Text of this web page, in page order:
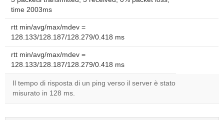
time 2003ms
rtt min/avg/max/mdev =
128.133/128.187/128.279/0.418 ms
rtt min/avg/max/mdev =
128.133/128.187/128.279/0.418 ms
Il tempo di risposta di un ping verso il server è stato
misurato in 128 ms.